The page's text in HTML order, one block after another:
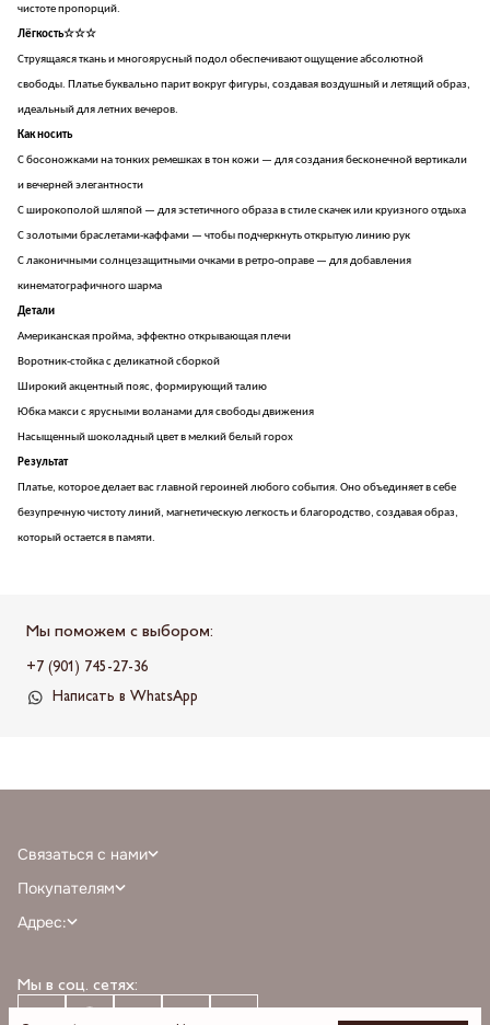
чистоте пропорций.
Лёгкость☆☆☆
Струящаяся ткань и многоярусный подол обеспечивают ощущение абсолютной
свободы. Платье буквально парит вокруг фигуры, создавая воздушный и летящий образ,
идеальный для летних вечеров.
Как носить
С босоножками на тонких ремешках в тон кожи — для создания бесконечной вертикали
и вечерней элегантности
С широкополой шляпой — для эстетичного образа в стиле скачек или круизного отдыха
С золотыми браслетами-каффами — чтобы подчеркнуть открытую линию рук
С лаконичными солнцезащитными очками в ретро-оправе — для добавления
кинематографичного шарма
Детали
Американская проймa, эффектно открывающая плечи
Воротник-стойка с деликатной сборкой
Широкий акцентный пояс, формирующий талию
Юбка макси с ярусными воланами для свободы движения
Насыщенный шоколадный цвет в мелкий белый горох
Результат
Платье, которое делает вас главной героиней любого события. Оно объединяет в себе
безупречную чистоту линий, магнетическую легкость и благородство, создавая образ,
который остается в памяти.
Мы поможем с выбором:
+7 (901) 745-27-36
Написать в WhatsApp
Мы в соц. сетях:
Связаться с нами
+7 (968) 388-77-75
Написать в MAX
Покупателям
Личный кабинет
О бренде
Оплата
Адрес:
Время работы: пн-вс 10:00 — 22:00